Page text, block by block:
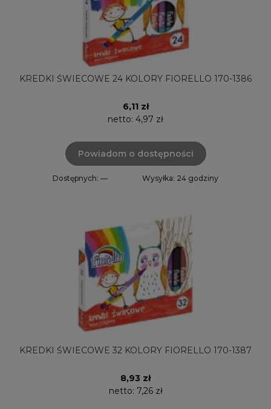
KREDKI ŚWIECOWE 24 KOLORY FIORELLO 170-1386
6,11 zł
netto: 4,97 zł
Powiadom o dostępności
Dostępnych: — Wysyłka: 24 godziny
KREDKI ŚWIECOWE 32 KOLORY FIORELLO 170-1387
8,93 zł
netto: 7,26 zł